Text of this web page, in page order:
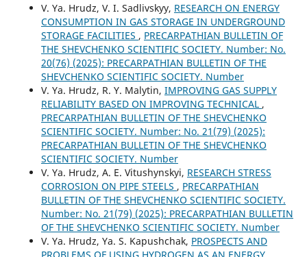
V. Ya. Hrudz, V. I. Sadlivskyy, RESEARCH ON ENERGY
CONSUMPTION IN GAS STORAGE IN UNDERGROUND
STORAGE FACILITIES , PRECARPATHIAN BULLETIN OF
THE SHEVCHENKO SCIENTIFIC SOCIETY. Number: No.
20(76) (2025): PRECARPATHIAN BULLETIN OF THE
SHEVCHENKO SCIENTIFIC SOCIETY. Number
V. Ya. Hrudz, R. Y. Malytin, IMPROVING GAS SUPPLY
RELIABILITY BASED ON IMPROVING TECHNICAL ,
PRECARPATHIAN BULLETIN OF THE SHEVCHENKO
SCIENTIFIC SOCIETY. Number: No. 21(79) (2025):
PRECARPATHIAN BULLETIN OF THE SHEVCHENKO
SCIENTIFIC SOCIETY. Number
V. Ya. Hrudz, A. E. Vitushynskyi, RESEARCH STRESS
CORROSION ON PIPE STEELS , PRECARPATHIAN
BULLETIN OF THE SHEVCHENKO SCIENTIFIC SOCIETY.
Number: No. 21(79) (2025): PRECARPATHIAN BULLETIN
OF THE SHEVCHENKO SCIENTIFIC SOCIETY. Number
V. Ya. Hrudz, Ya. S. Kapushchak, PROSPECTS AND
PROBLEMS OF USING HYDROGEN AS AN ENERGY